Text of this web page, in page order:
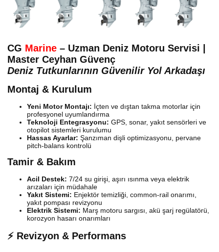
CG Marine – Uzman Deniz Motoru Servisi |
Master Ceyhan Güvenç
Deniz Tutkunlarının Güvenilir Yol Arkadaşı
Montaj & Kurulum
Yeni Motor Montajı: İçten ve dıştan takma motorlar için
profesyonel uyumlandırma
Teknoloji Entegrasyonu: GPS, sonar, yakıt sensörleri ve
otopilot sistemleri kurulumu
Hassas Ayarlar: Şanzıman dişli optimizasyonu, pervane
pitch-balans kontrolü
Tamir & Bakım
Acil Destek: 7/24 su girişi, aşırı ısınma veya elektrik
arızaları için müdahale
Yakıt Sistemi: Enjektör temizliği, common-rail onarımı,
yakıt pompası revizyonu
Elektrik Sistemi: Marş motoru sargısı, akü şarj regülatörü,
korozyon hasarı onarımları
⚡ Revizyon & Performans